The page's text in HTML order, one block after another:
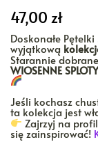
47,00 zł
Doskonałe Pętelki
wyjątkową
Starannie
WIOSENNE SPLOTY
Jeśli kochasz
ta kolekcja jest
Zajrzyj na profil
się zainspirować!